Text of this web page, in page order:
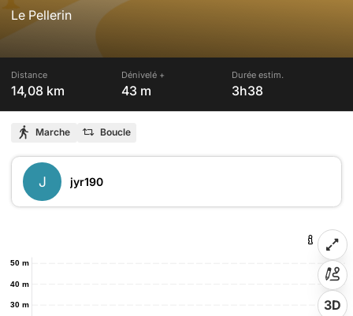
Le Pellerin
Distance
14,08 km
Dénivelé +
43 m
Durée estim.
3h38
Marche Boucle
J jyr190
30 m
40 m
50 m
3D